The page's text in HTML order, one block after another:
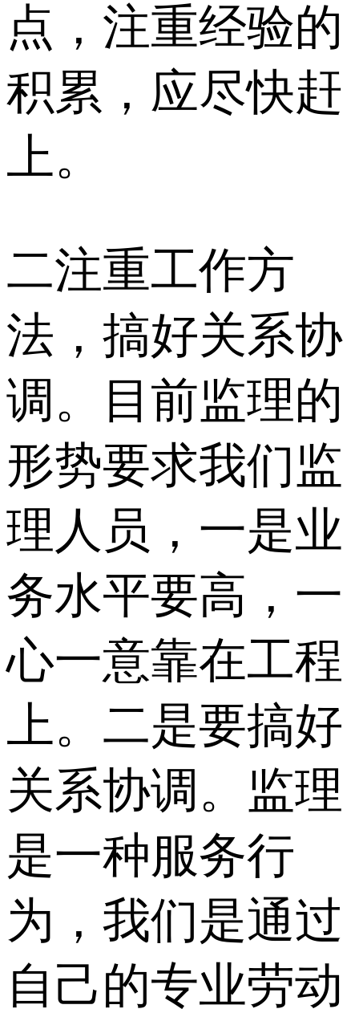
点，注重经验的
积累，应尽快赶
上。
二注重工作方
法，搞好关系协
调。目前监理的
形势要求我们监
理人员，一是业
务水平要高，一
心一意靠在工程
上。二是要搞好
关系协调。监理
是一种服务行
为，我们是通过
自己的专业劳动